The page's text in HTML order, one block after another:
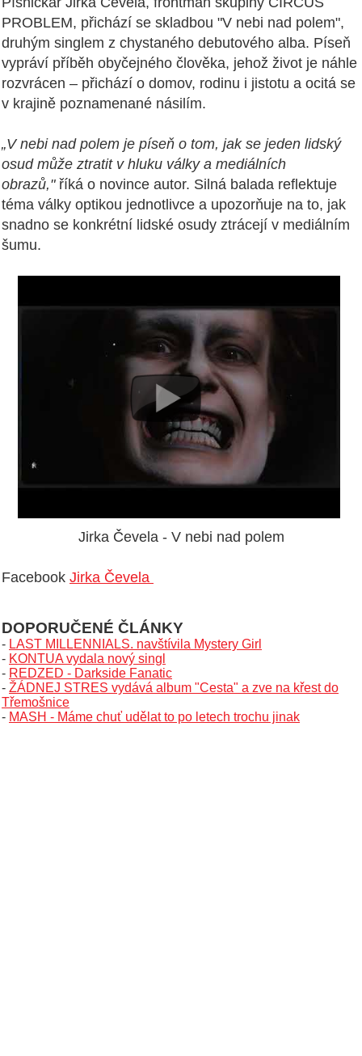
PROBLEM, přichází se skladbou "V nebi nad polem",
druhým singlem z chystaného debutového alba. Píseň
vypráví příběh obyčejného člověka, jehož život je náhle
rozvrácen – přichází o domov, rodinu i jistotu a ocitá se
v krajině poznamenané násilím.
„V nebi nad polem je píseň o tom, jak se jeden lidský
osud může ztratit v hluku války a mediálních
obrazů,"říká o novince autor. Silná balada reflektuje
téma války optikou jednotlivce a upozorňuje na to, jak
snadno se konkrétní lidské osudy ztrácejí v mediálním
šumu.
Jirka Čevela - V nebi nad polem
Facebook Jirka Čevela
DOPORUČENÉ ČLÁNKY
- LAST MILLENNIALS. navštívila Mystery Girl
- KONTUA vydala nový singl
- REDZED - Darkside Fanatic
- ŽÁDNEJ STRES vydává album "Cesta" a zve na křest do
Třemošnice
- MASH - Máme chuť udělat to po letech trochu jinak